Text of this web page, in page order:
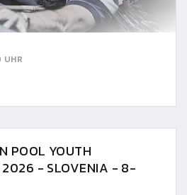
POOL YOUTH
2026 - SLOVENIA - 8-